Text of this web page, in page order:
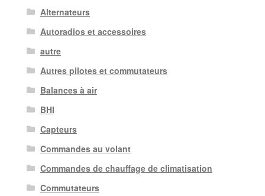
Alternateurs
Autoradios et accessoires
autre
Autres pilotes et commutateurs
Balances à air
BHI
Capteurs
Commandes au volant
Commandes de chauffage de climatisation
Commutateurs